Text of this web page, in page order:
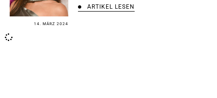
14. MÄRZ 2024
ARTIKEL LESEN